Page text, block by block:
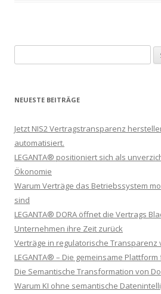
NEUESTE BEITRÄGE
Jetzt NIS2 Vertragstransparenz
automatisiert.
LEGANTA® positioniert sich als
Ökonomie
Warum Verträge das Betriebssystem
sind
LEGANTA® DORA öffnet die Vertrags
Unternehmen ihre Zeit zurück
Verträge in regulatorische Transparenz
LEGANTA® – Die gemeinsame Plattform
Die Semantische Transformation von
Warum KI ohne semantische